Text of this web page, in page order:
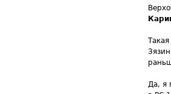
Да, я